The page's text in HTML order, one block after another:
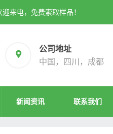
来电，免费索取样品！
公司地址
中国，四川，成都
新闻资讯 联系我们